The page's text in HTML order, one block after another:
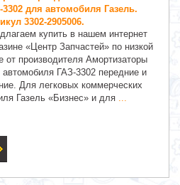
3302 для автомобиля Газель.
3302-2905006.
купить в нашем интернет
«Центр Запчастей» по низкой
от производителя Амортизаторы
ГАЗ-3302 передние и
Для легковых коммерческих
Газель «Бизнес» и для ...